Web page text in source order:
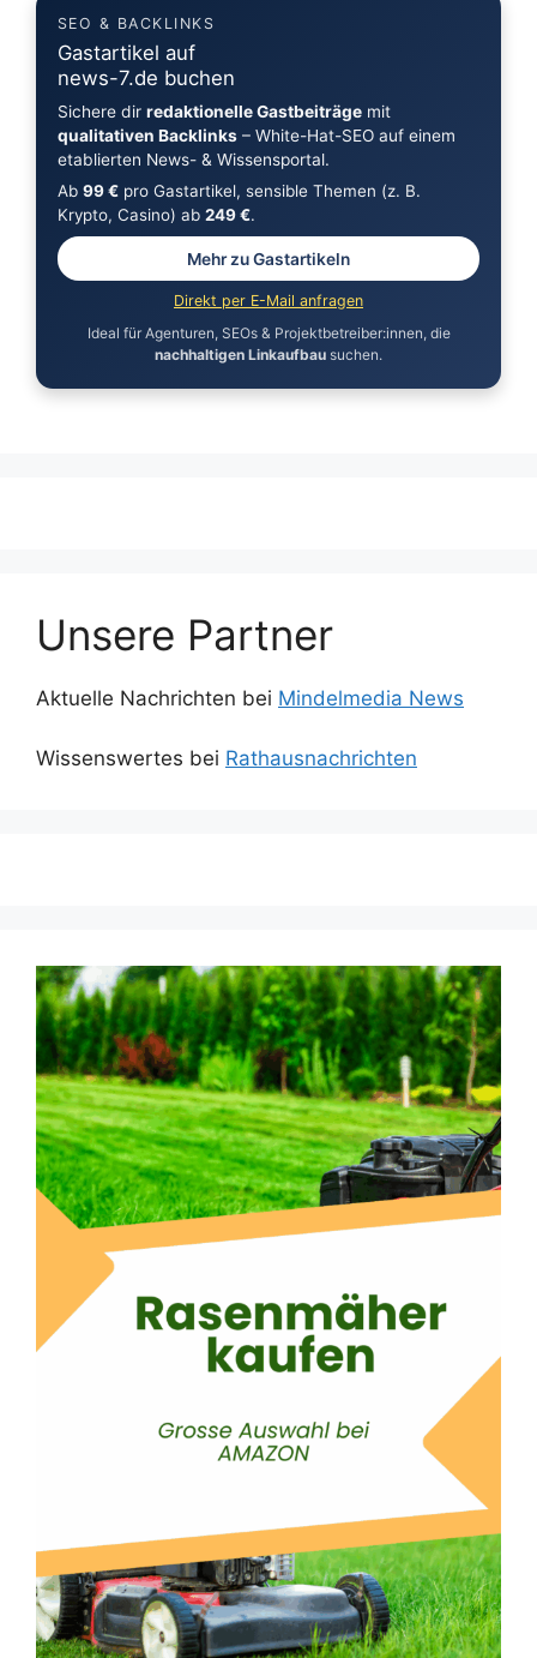
SEO & BACKLINKS
Gastartikel auf
news-7.de buchen
Sichere dir redaktionelle Gastbeiträgemit
qualitativen Backlinks– White-Hat-SEO auf einem
etablierten News- & Wissensportal.
Ab 99 €pro Gastartikel, sensible Themen (z. B.
Krypto, Casino) ab 249 €.
Mehr zu Gastartikeln
Direkt per E-Mail anfragen
Ideal für Agenturen, SEOs & Projektbetreiber:innen, die
nachhaltigen Linkaufbau suchen.
Unsere Partner
Aktuelle Nachrichten bei Mindelmedia News
Wissenswertes bei Rathausnachrichten